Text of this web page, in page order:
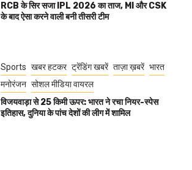
RCB के सिर सजा IPL 2026 का ताज, MI और CSK
के बाद ऐसा करने वाली बनी तीसरी टीम
Sports खबर हटकर ट्रेंडिंग खबरें ताज़ा ख़बरें भारत
मनोरंजन सोशल मीडिया वायरल
विजयवाड़ा से 25 किमी ऊपर: भारत ने रचा नियर-स्पेस
इतिहास, दुनिया के पांच देशों की लीग में शामिल